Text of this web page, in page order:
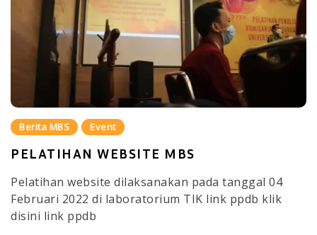
Berita MBS Event
PELATIHAN WEBSITE MBS
Pelatihan website dilaksanakan pada tanggal 04
Februari 2022 di laboratorium TIK link ppdb klik
disini link ppdb